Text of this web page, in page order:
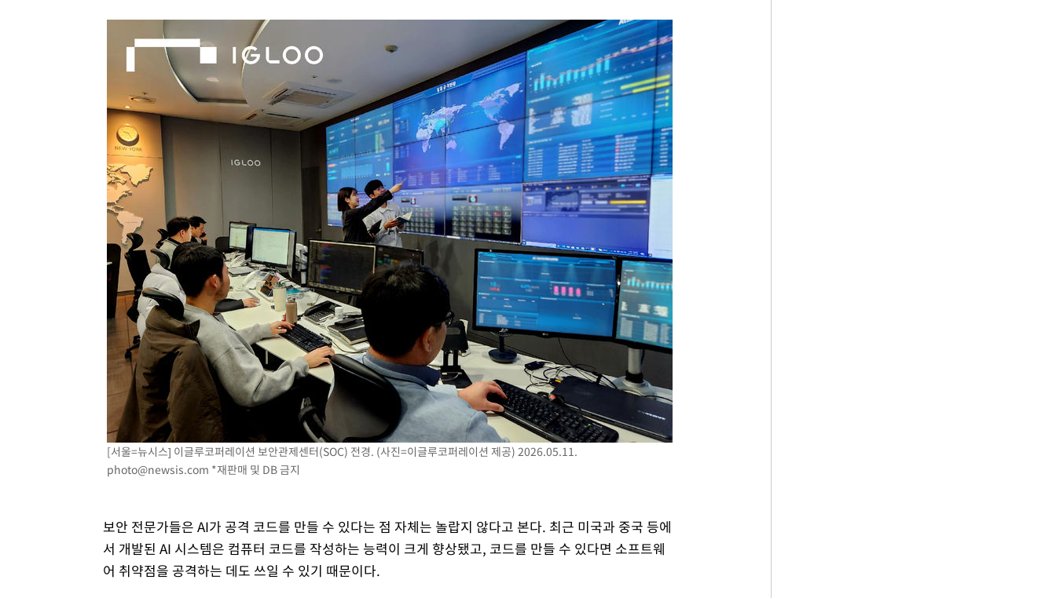
[서울=뉴시스] 이글루코퍼레이션 보안관제센터(SOC) 전경. (사진=이글루코퍼레이션 제공) 2026.05.11.
photo@newsis.com *재판매 및 DB 금지
보안 전문가들은 AI가 공격 코드를 만들 수 있다는 점 자체는 놀랍지 않다고 본다. 최근 미국과 중국 등에
서 개발된 AI 시스템은 컴퓨터 코드를 작성하는 능력이 크게 향상됐고, 코드를 만들 수 있다면 소프트웨
어 취약점을 공격하는 데도 쓰일 수 있기 때문이다.